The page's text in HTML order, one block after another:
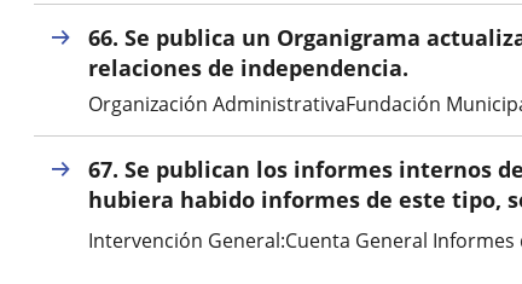
66. Se publica un Organigrama
relaciones de independencia.
Organización AdministrativaFundación
67. Se publican los informes internos
hubiera habido informes de este tipo,
Intervención General:Cuenta General Informes